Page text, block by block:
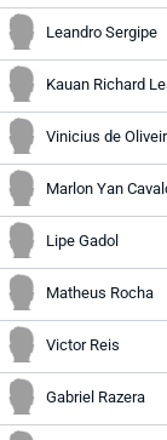
Leandro Sergipe
Kauan Richard
Vinicius de
Marlon Yan
Lipe Gadol
Matheus Rocha
Victor Reis
Gabriel Razera